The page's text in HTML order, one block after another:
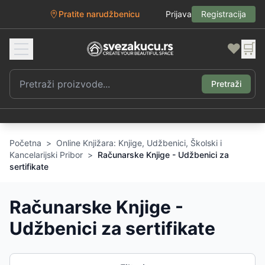
Pratite narudžbenicu Prijava Registracija
❤️ 🛒
Pretraži
Početna > Online Knjižara: Knjige, Udžbenici, Školski i
Kancelarijski Pribor > Računarske Knjige - Udžbenici za
sertifikate
Računarske Knjige -
Udžbenici za sertifikate